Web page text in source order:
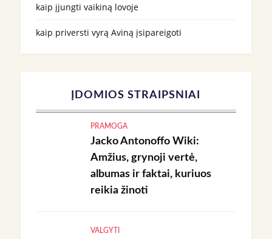
kaip įjungti vaikiną lovoje
kaip priversti vyrą Aviną įsipareigoti
ĮDOMIOS STRAIPSNIAI
PRAMOGA
Jacko Antonoffo Wiki:
Amžius, grynoji vertė,
albumas ir faktai, kuriuos
reikia žinoti
VALGYTI